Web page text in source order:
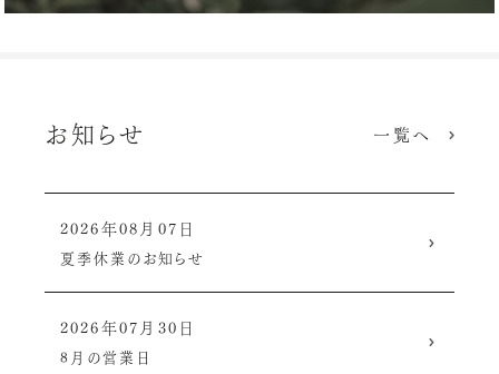
お知らせ 一覧へ
2026年08月07日
夏季休業のお知らせ
2026年07月30日
8月の営業日